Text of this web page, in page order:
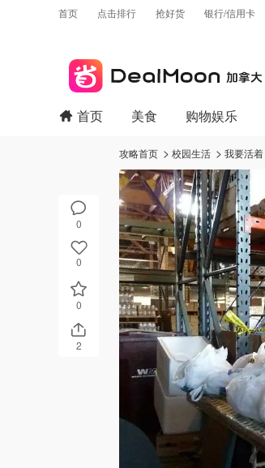
首页 点击排行 抢好货 银行/信用卡
0
0
0
2
首页 美食 购物娱乐
攻略首页 校园生活 我要活着